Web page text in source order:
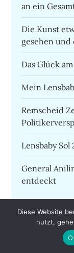
an ein
Die Kunst
gesehen
Das Glück
Mein
Remscheid
Lensbaby
General
entdeckt
Zeit
Die perfekte
Diese Website
nutzt,